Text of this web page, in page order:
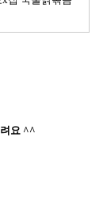
요 ^^